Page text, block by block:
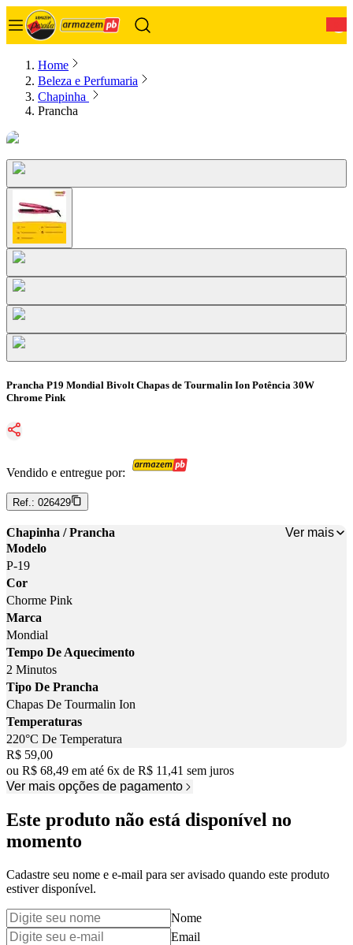
Home
Beleza e Perfumaria
Chapinha
Prancha
Prancha P19 Mondial Bivolt Chapas de Tourmalin Ion Potência 30W
Chrome Pink
Vendido e entregue por:
Ref.: 026429
Chapinha / Prancha
Ver mais
Modelo
P-19
Cor
Chorme Pink
Marca
Mondial
Tempo De Aquecimento
2 Minutos
Tipo De Prancha
Chapas De Tourmalin Ion
Temperaturas
220°C De Temperatura
Price:
R$ 59,00
ou R$ 68,49 em até 6x de R$ 11,41 sem juros
Ver mais opções de pagamento
Este produto não está disponível no
momento
Cadastre seu nome e e-mail para ser avisado quando este produto
estiver disponível.
Nome
Email